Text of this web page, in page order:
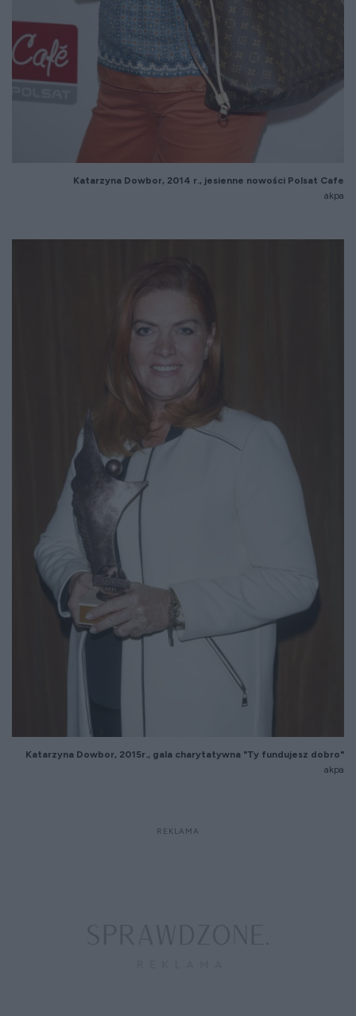
Katarzyna Dowbor, 2014 r., jesienne nowości Polsat Cafe
akpa
Katarzyna Dowbor, 2015r., gala charytatywna "Ty fundujesz dobro"
akpa